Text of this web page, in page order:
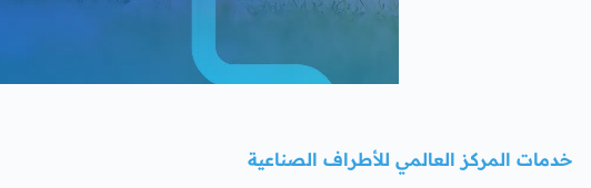
خدمات المركز العالمي للأطراف الصناعية